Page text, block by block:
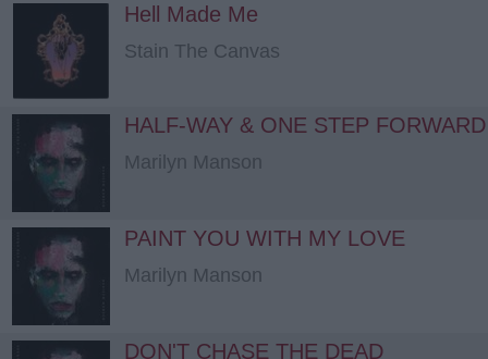
Hell Made Me
Stain The Canvas
HALF-WAY & ONE STEP FORWARD
Marilyn Manson
PAINT YOU WITH MY LOVE
Marilyn Manson
DON'T CHASE THE DEAD